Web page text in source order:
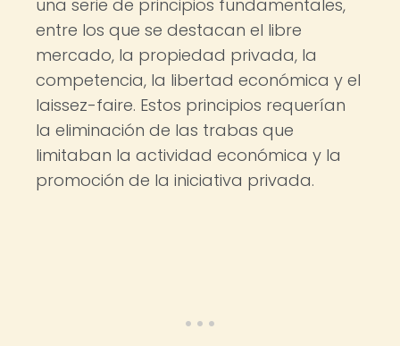
una serie de principios fundamentales,
entre los que se destacan el libre
mercado, la propiedad privada, la
competencia, la libertad económica y el
laissez-faire. Estos principios requerían
la eliminación de las trabas que
limitaban la actividad económica y la
promoción de la iniciativa privada.